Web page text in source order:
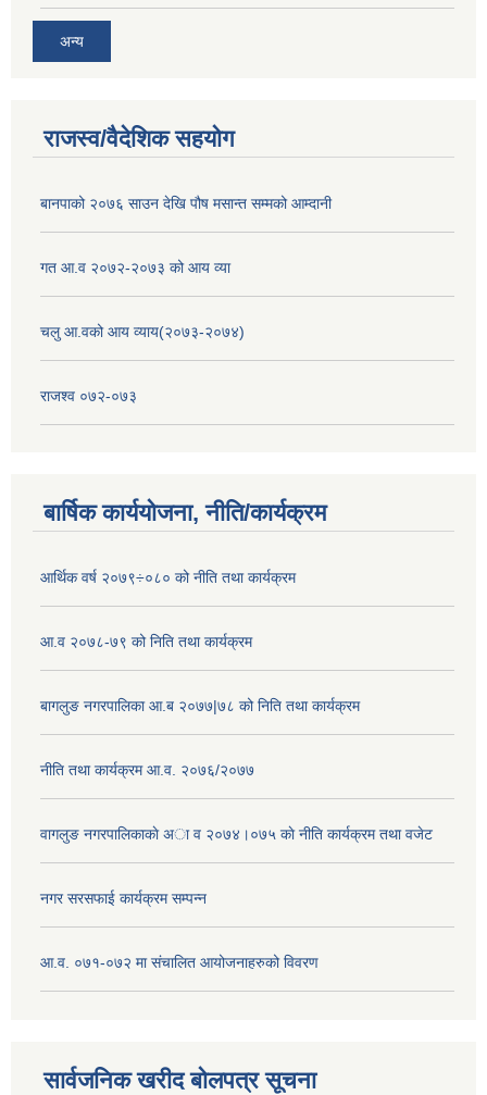
अन्य
राजस्व/वैदेशिक सहयोग
बानपाको २०७६ साउन देखि पौष मसान्त सम्मको आम्दानी
गत आ.व २०७२-२०७३ को आय व्या
चलु आ.वको आय व्याय(२०७३-२०७४)
राजश्व ०७२-०७३
बार्षिक कार्ययोजना, नीति/कार्यक्रम
आर्थिक वर्ष २०७९÷०८० को नीति तथा कार्यक्रम
आ.व २०७८-७९ को निति तथा कार्यक्रम
बागलुङ नगरपालिका आ.ब २०७७|७८ को निति तथा कार्यक्रम
नीति तथा कार्यक्रम आ.व. २०७६/२०७७
वागलुङ नगरपालिकाकाे अा‍ व २०७४।०७५ काे नीति कार्यक्रम तथा वजेट
नगर सरसफाई कार्यक्रम सम्पन्न
आ.व. ०७१-०७२ मा संचालित आयोजनाहरुको विवरण
सार्वजनिक खरीद बोलपत्र सूचना